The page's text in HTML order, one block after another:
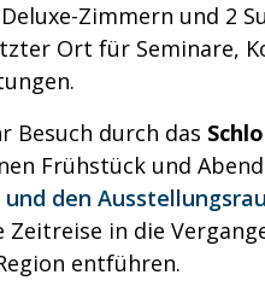
Zimmern und 2
Ort für Seminare,
Besuch durch das
Frühstück und
und den
Zeitreise in die
entführen.